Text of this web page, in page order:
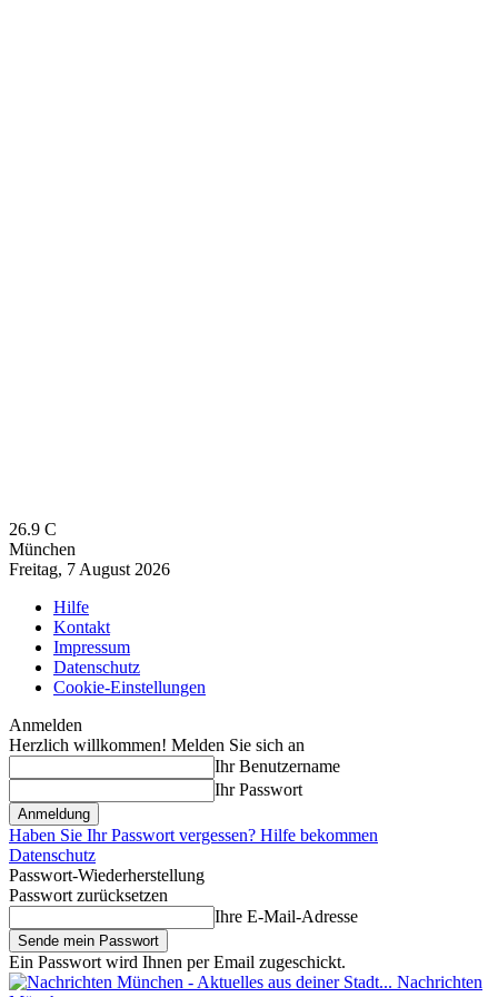
26.9 C
München
Freitag, 7 August 2026
Hilfe
Kontakt
Impressum
Datenschutz
Cookie-Einstellungen
Anmelden
Herzlich willkommen! Melden Sie sich an
Ihr Benutzername
Ihr Passwort
Haben Sie Ihr Passwort vergessen? Hilfe bekommen
Datenschutz
Passwort-Wiederherstellung
Passwort zurücksetzen
Ihre E-Mail-Adresse
Ein Passwort wird Ihnen per Email zugeschickt.
Nachrichten